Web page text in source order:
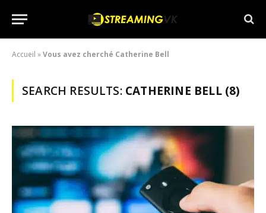
Accueil »Vous avez cherché Catherine Bell
SEARCH RESULTS: CATHERINE BELL (8)